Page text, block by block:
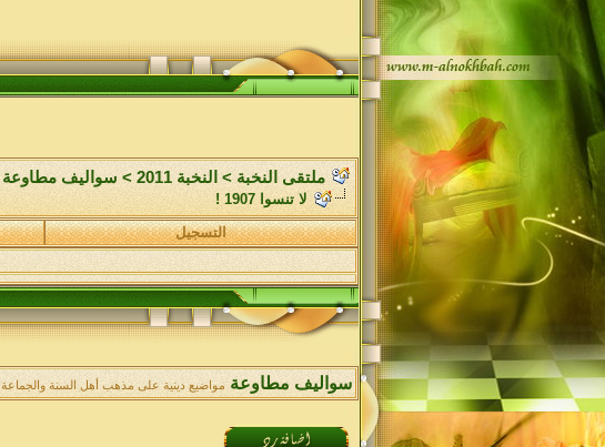
ملتقى النخبة > النخبة 2011 >سواليف مطاوعة
لا تنسوا 1907 !
التسجيل
سواليف مطاوعة مواضيع دينية على مذهب أهل السنة والجماعة